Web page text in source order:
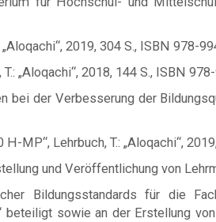
„Aloqachi“, 2019, 304 S., ISBN 978-
„Aloqachi“, 2018, 144 S., ISBN
bei der Verbesserung der
MP“, Lehrbuch, T.: „Aloqachi“,
und Veröffentlichung von
für die
sowie an der Erstellung